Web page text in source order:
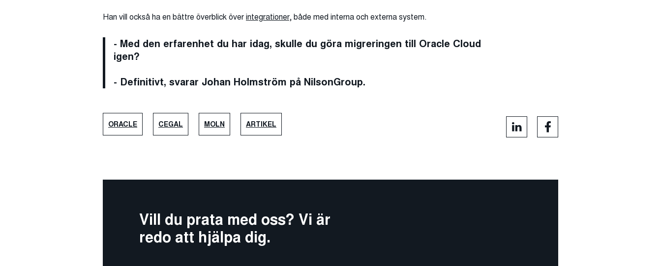
Han vill också ha en bättre överblick överintegrationer, både med interna och externa system.
- Med den erfarenhet du har idag, skulle du göra migreringen till Oracle Cloud
igen?
- Definitivt, svarar Johan Holmström på NilsonGroup.
ORACLE CEGAL MOLN ARTIKEL
Vill du prata med oss? Vi är
redo att hjälpa dig.